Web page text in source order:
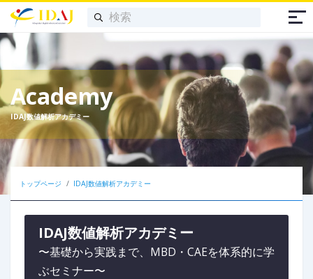
Academy
IDAJ数値解析アカデミー
トップページ IDAJ数値解析アカデミー
IDAJ数値解析アカデミー
〜基礎から実践まで、MBD・CAEを体系的に学
ぶセミナー〜